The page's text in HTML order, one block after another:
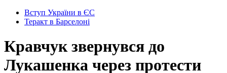
Вступ України в ЄС
Теракт в Барселоні
Кравчук звернувся до
Лукашенка через протести